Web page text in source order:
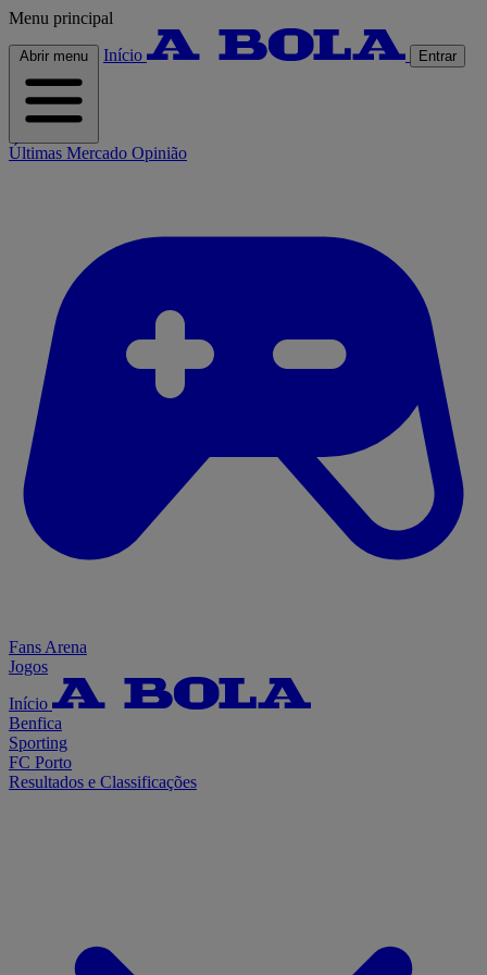
Menu principal
Abrir menu Início Entrar
Últimas Mercado Opinião
Fans Arena
Jogos
Início
Benfica
Sporting
FC Porto
Resultados e Classificações